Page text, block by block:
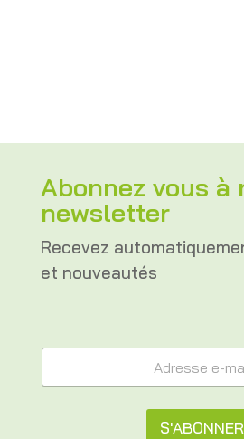
Abonnez vous à
newsletter
Recevez
et nouveautés
A
r
S'ABONNER